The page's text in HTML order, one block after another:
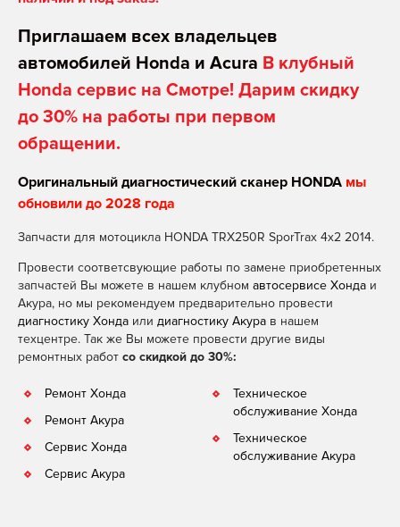
Приглашаем всех владельцев
автомобилей Honda и Acura В клубный
Honda сервис на Смотре! Дарим скидку
до 30% на работы при первом
обращении.
Оригинальный диагностический сканер HONDA мы
обновили до 2028 года
Запчасти для мотоцикла HONDA TRX250R SporTrax 4x2 2014.
Провести соответсвующие работы по замене приобретенных
запчастей Вы можете в нашем клубном автосервисе Хонда и
Акура, но мы рекомендуем предварительно провести
диагностику Хонда или диагностику Акура в нашем
техцентре. Так же Вы можете провести другие виды
ремонтных работ со скидкой до 30%:
Ремонт Хонда
Ремонт Акура
Сервис Хонда
Сервис Акура
Техническое
обслуживание Хонда
Техническое
обслуживание Акура